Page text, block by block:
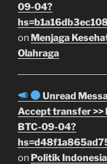
09-04?
on Menjaga
Olahraga
Unread
Accept transfer
BTC-09-04?
on Politik